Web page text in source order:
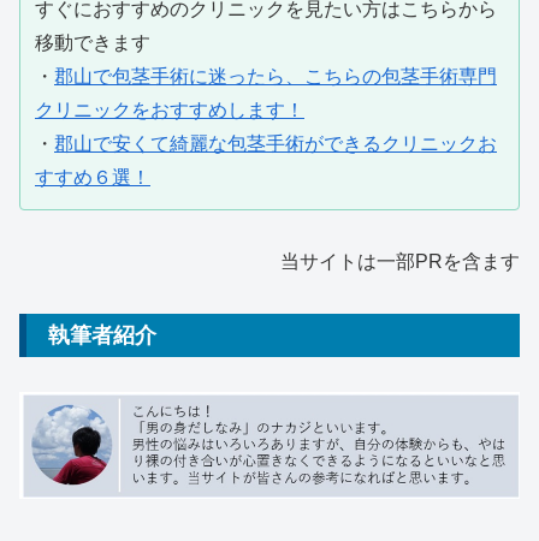
すぐにおすすめのクリニックを見たい方はこちらから
移動できます
・ 郡山で包茎手術に迷ったら、こちらの包茎手術専門
クリニックをおすすめします！
・ 郡山で安くて綺麗な包茎手術ができるクリニックお
すすめ６選！
当サイトは一部PRを含ます
執筆者紹介